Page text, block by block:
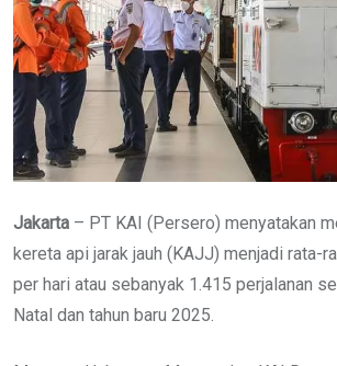
Jakarta – PT KAI (Persero) menyatakan
kereta api jarak jauh (KAJJ) menjadi rata-
per hari atau sebanyak 1.415 perjalanan
Natal dan tahun baru 2025.